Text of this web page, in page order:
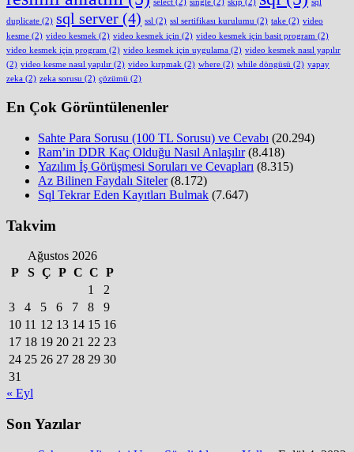
duplicate (2) sql server (4) ssl (2) ssl sertifikası kurulumu (2) take (2) video
kesme (2) video kesmek (2) video kesmek için (2) video kesmek için basit program (2)
video kesmek için program (2) video kesmek için uygulama (2) video kesmek nasıl yapılır
(2) video kesme nasıl yapılır (2) video kırpmak (2) where (2) while döngüsü (2) yapay
zeka (2) zeka sorusu (2) çözümü (2)
En Çok Görüntülenenler
Sahte Para Sorusu (100 TL Sorusu) ve Cevabı (20.294)
Ram’in DDR Kaç Olduğu Nasıl Anlaşılır (8.418)
Yazılım İş Görüşmesi Soruları ve Cevapları (8.315)
Az Bilinen Faydalı Siteler (8.172)
Sql Tekrar Eden Kayıtları Bulmak (7.647)
Takvim
Ağustos 2026
P
S Ç P C C P
1
2
3
4 5 6 7 8
9
10 11 12 13 14 15 16
17 18 19 20 21 22 23
24 25 26 27 28 29 30
31
« Eyl
Son Yazılar